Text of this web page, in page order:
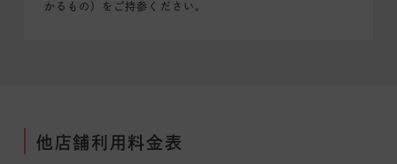
かるもの）をご持参ください。
他店舗利用料金表